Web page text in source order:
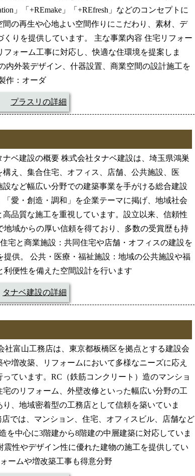
」「+REmake」「+REfresh」などのコンセプトに
間の再生や心地よい空間作りにこだわり、素材、デ
りを提供しています。 主な事業内容 住宅リフォー
ォーム工事に対応し、快適な住環境を提案しま
内外装デザイン、什器設置、商業空間の設計施工を
作：オーダ
プラスリの詳細
ナベ建設の概要 株式会社タナベ建設は、埼玉県鴻巣
構え、集合住宅、オフィス、店舗、公共施設、医
設など幅広い分野での建築事業を手がける総合建設
「愛・創造・調和」を企業テーマに掲げ、地域社会
高品質な施工を重視しています。設立以来、信頼性
域からの厚い信頼を得ており、多数の受賞歴も持
宅と商業施設：共同住宅や店舗・オフィスの建設を
供。 公共・医療・福祉施設：地域の公共施設や福
便性を備えた空間設計を行います
タナベ建設の詳細
社富山工務店は、東京都板橋区を拠点とする建設会
や増改築、リフォームにおいて多様なニーズに応え
っています。RC（鉄筋コンクリート）造のマンショ
宅のリフォーム、外壁改修といった幅広い分野の工
り、地域密着型の工務店として信頼を築いていま
では、マンション、住宅、オフィスビル、店舗など
を中心に3階建から8階建の中層建築に対応していま
性やデザイン性に優れた建物の施工を提供してい
ームや増改築工事も得意分野